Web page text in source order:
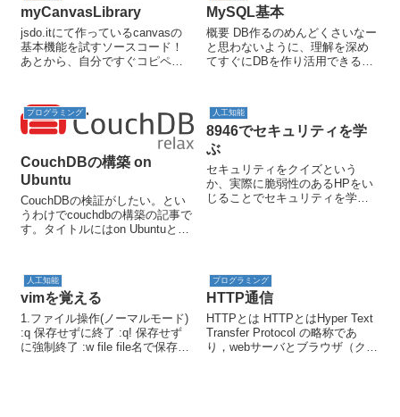
myCanvasLibrary
jsdo.itにて作っているcanvasの
基本機能を試すソースコード！
あとから、自分ですぐコピペで
産物としてよく使いそうなライ
ブラリとして使えるようにする
趣旨のものです！ ...
MySQL基本
概要 DB作るのめんどくさいなー
と思わないように、理解を深め
てすぐにDBを作り活用できるよ
プログラミング
CouchDBの構築 on
Ubuntu
CouchDBの検証がしたい。とい
うわけでcouchdbの構築の記事で
す。タイトルにはon Ubuntuと書
論dockerが導入済みの環境であ
れば、...
人工知能
8946でセキュリティを学
ぶ
セキュリティをクイズという
か、実際に脆弱性のあるHPをい
じることでセキュリティを学べ
とはギャグで...
人工知能
vimを覚える
1.ファイル操作(ノーマルモード)
:q 保存せずに終了 :q! 保存せず
に強制終了 :w file file名で保存
プログラミング
HTTP通信
HTTPとは HTTPとはHyper Text
Transfer Protocol の略称であ
り，webサーバとブラウザ（クラ